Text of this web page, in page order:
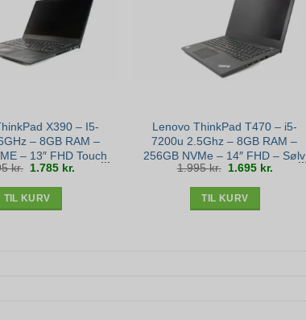
X390 – I5-
– 8GB RAM –
– 13″ FHD Touch
– Bronze stand
kr. Den
oprindelige
pris
1.785 kr.
TIL KURV
Lenovo ThinkPad T470 – i5-
7200u 2.5Ghz – 8GB RAM –
256GB NVMe – 14″ FHD – Sølv
stand
1.995kr. Den
oprindelige
pris
1.695 kr.
TIL KURV